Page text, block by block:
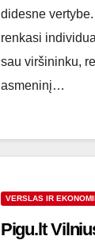
didesne
renkasi
sau viršininku,
asmeninį…
VERSLAS IR
Pigu.lt